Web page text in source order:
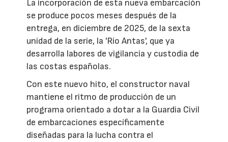
La incorporación de esta nueva embarcación
se produce pocos meses después de la
entrega, en diciembre de 2025, de la sexta
unidad de la serie, la 'Río Antas', que ya
desarrolla labores de vigilancia y custodia de
las costas españolas.
Con este nuevo hito, el constructor naval
mantiene el ritmo de producción de un
programa orientado a dotar a la Guardia Civil
de embarcaciones específicamente
diseñadas para la lucha contra el